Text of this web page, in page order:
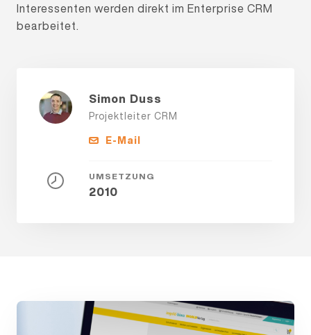
Interessenten werden direkt im Enterprise CRM
bearbeitet.
Simon Duss
Projektleiter CRM
E-Mail
UMSETZUNG
2010